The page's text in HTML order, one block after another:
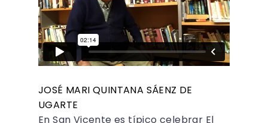
JOSÉ MARI QUINTANA SÁENZ DE
UGARTE
En San Vicente es típico celebrar El